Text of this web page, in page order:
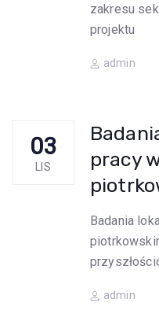
zakresu
projektu
Author
admin
03
LIS
pracy
Badania
Author
admin